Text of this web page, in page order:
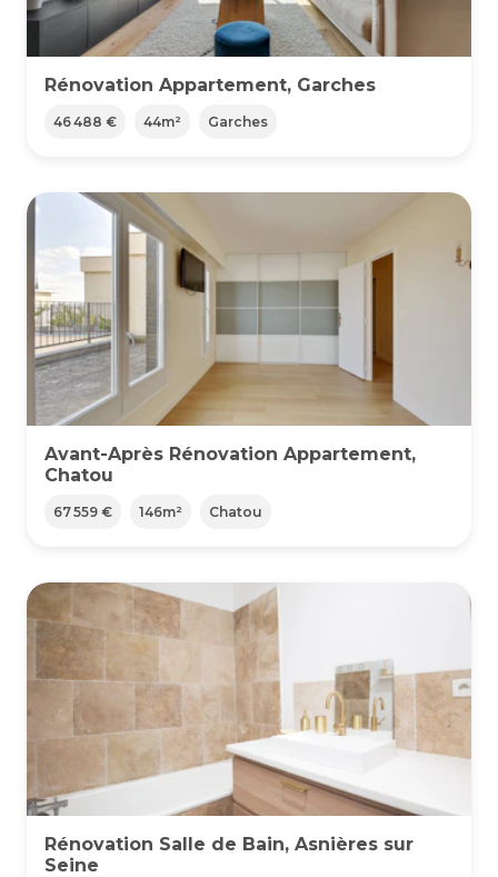
Rénovation Appartement, Garches
46 488 € 44m² Garches
Avant-Après Rénovation Appartement,
Chatou
67 559 € 146m² Chatou
Rénovation Salle de Bain, Asnières sur
Seine